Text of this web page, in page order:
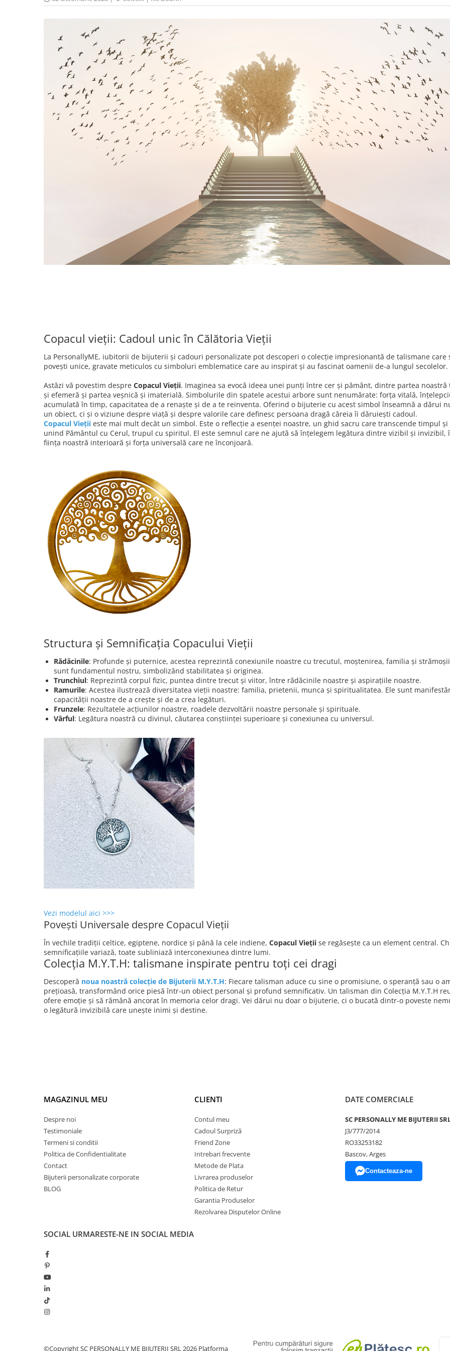
Copacul vieții: Cadoul unic în Călătoria Vieții
La PersonallyME, iubitorii de bijuterii și cadouri personalizate pot descoperi o colecție impresionantă de talismane care
povești unice, gravate meticulos cu simboluri emblematice care au inspirat și au fascinat oamenii de-a lungul secolelor.
Astăzi vă povestim despre Copacul Vieții. Imaginea sa evocă ideea unei punți între cer și pământ, dintre partea noastră
și efemeră și partea veșnică și imaterială. Simbolurile din spatele acestui arbore sunt nenumărate: forța vitală,
acumulată în timp, capacitatea de a renaște și de a te reinventa. Oferind o bijuterie cu acest simbol înseamnă a dărui
un obiect, ci și o viziune despre viață și despre valorile care definesc persoana dragă căreia îi dăruiești cadoul.
Copacul Vieții este mai mult decât un simbol. Este o reflecție a esenței noastre, un ghid sacru care transcende timpul
unind Pământul cu Cerul, trupul cu spiritul. El este semnul care ne ajută să înțelegem legătura dintre vizibil și invizibil,
ființa noastră interioară și forța universală care ne înconjoară.
Structura și Semnificația Copacului Vieții
Rădăcinile: Profunde și puternice, acestea reprezintă conexiunile noastre cu trecutul, moștenirea, familia și
sunt fundamentul nostru, simbolizând stabilitatea și originea.
Trunchiul: Reprezintă corpul fizic, puntea dintre trecut și viitor, între rădăcinile noastre și aspirațiile noastre.
Ramurile: Acestea ilustrează diversitatea vieții noastre: familia, prietenii, munca și spiritualitatea. Ele sunt
capacității noastre de a crește și de a crea legături.
Frunzele: Rezultatele acțiunilor noastre, roadele dezvoltării noastre personale și spirituale.
Vârful: Legătura noastră cu divinul, căutarea conștiinței superioare și conexiunea cu universul.
Vezi modelul aici >>>
Povești Universale despre Copacul Vieții
În vechile tradiții celtice, egiptene, nordice și până la cele indiene, Copacul Vieții se regăsește ca un element central.
semnificațiile variază, toate subliniază interconexiunea dintre lumi.
Colecția M.Y.T.H: talismane inspirate pentru toți cei dragi
Descoperă noua noastră colecție de Bijuterii M.Y.T.H: Fiecare talisman aduce cu sine o promisiune, o speranță sau o
prețioasă, transformând orice piesă într-un obiect personal și profund semnificativ. Un talisman din Colecția M.Y.T.H
ofere emoție și să rămână ancorat în memoria celor dragi. Vei dărui nu doar o bijuterie, ci o bucată dintr-o poveste
o legătură invizibilă care unește inimi și destine.
MAGAZINUL MEU
Despre noi
Testimoniale
Termeni si conditii
Politica de Confidentialitate
Contact
Bijuterii personalizate corporate
BLOG
CLIENTI
Contul meu
Cadoul Surpriză
Friend Zone
Intrebari frecvente
Metode de Plata
Livrarea produselor
Politica de Retur
Garantia Produselor
Rezolvarea Disputelor Online
DATE COMERCIALE
SC PERSONALLY ME BIJUTERII
J3/777/2014
RO33253182
Bascov, Arges
Contacteaza-ne
SOCIAL URMARESTE-NE IN SOCIAL MEDIA
©Copyright SC PERSONALLY ME BIJUTERII SRL 2026 Platforma